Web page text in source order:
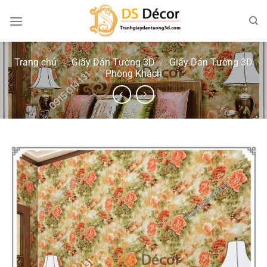
đến
dung
Trang chủ / Giấy Dán Tường 3D / Giấy Dán Tường 3D
Phòng Khách